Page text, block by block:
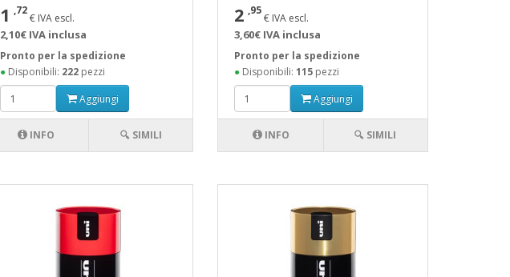
1 ,72
€ IVA escl.
2,10€ IVA inclusa
Pronto per la spedizione
●Disponibili: 222pezzi
Aggiungi
INFO 🔍 SIMILI
2 ,95
€ IVA escl.
3,60€ IVA inclusa
Pronto per la spedizione
● Disponibili:115 pezzi
Aggiungi
INFO 🔍 SIMILI